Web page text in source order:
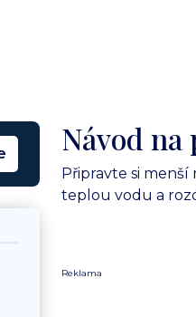
Návod
Připravte si
teplou vodu a
Reklama